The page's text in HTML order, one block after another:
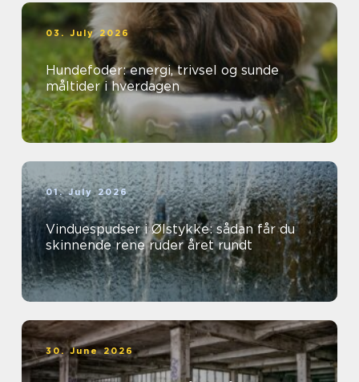
03. July 2026
Hundefoder: energi, trivsel og sunde
måltider i hverdagen
01. July 2026
Vinduespudser i Ølstykke: sådan får du
skinnende rene ruder året rundt
30. June 2026